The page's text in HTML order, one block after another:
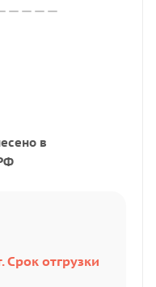
в
Срок отгрузки